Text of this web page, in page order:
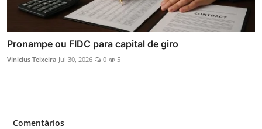
Pronampe ou FIDC para capital de giro
Vinicius Teixeira Jul 30, 2026 0 5
Comentários